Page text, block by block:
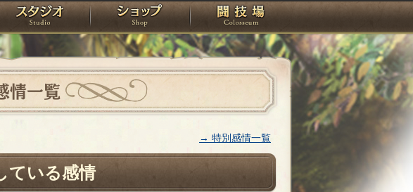
リエ スタジオ ショップ 闘技場
情一覧
→ 特別感情一覧
ている感情